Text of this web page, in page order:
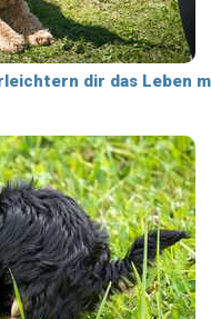
dir das Leben